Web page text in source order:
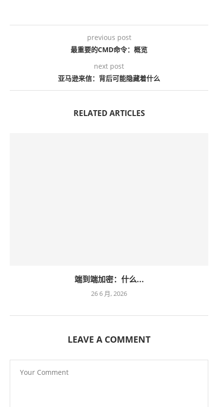
previous post
最重要的CMD命令：概览
next post
亚马逊来信：背后可能隐藏着什么
RELATED ARTICLES
端到端加密：什么...
26 6 月, 2026
LEAVE A COMMENT